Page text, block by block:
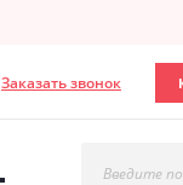
Заказать звонок
Введите